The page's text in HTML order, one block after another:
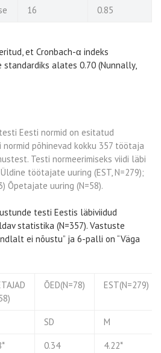
16 0.85
et Cronbach-α indeks
alates 0.70 (Nunnally,
Eesti normid on esitatud
põhinevad kokku 357 töötaja
Testi normeerimiseks viidi läbi
töötajate uuring (EST, N=279);
Õpetajate uuring (N=58).
testi Eestis läbiviidud
statistika (N=357). Vastuste
ei nõustu” ja 6-palli on “Väga
ÕED(N=78) EST(N=279)
SD M
0.34 4.22*